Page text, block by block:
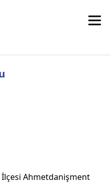
İlçesi Ahmetdanişment